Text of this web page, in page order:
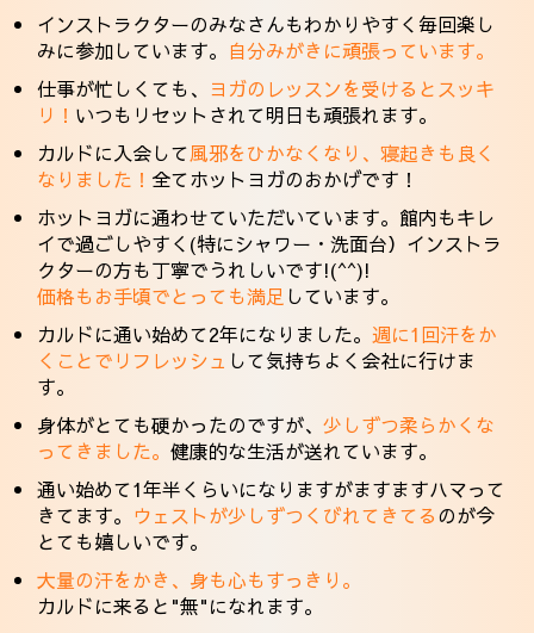
インストラクターのみなさんもわかりやすく毎回楽し
みに参加しています。 自分みがきに頑張っています。
仕事が忙しくても、 ヨガのレッスンを受けるとスッキ
リ！ いつもリセットされて明日も頑張れます。
カルドに入会して風邪をひかなくなり、寝起きも良く
なりました！ 全てホットヨガのおかげです！
ホットヨガに通わせていただいています。館内もキレ
イで過ごしやすく(特にシャワー・洗面台）インストラ
クターの方も丁寧でうれしいです!(^^)!
価格もお手頃でとっても満足 しています。
カルドに通い始めて2年になりました。週に1回汗をか
くことでリフレッシュ して気持ちよく会社に行けま
す。
身体がとても硬かったのですが、少しずつ柔らかくな
ってきました。健康的な生活が送れています。
通い始めて1年半くらいになりますがますますハマって
きてます。 ウェストが少しずつくびれてきてるのが今
とても嬉しいです。
大量の汗をかき、身も心もすっきり。
カルドに来ると"無"になれます。